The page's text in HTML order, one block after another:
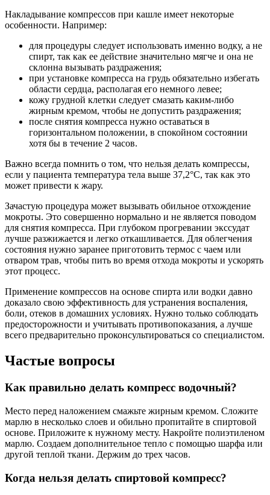
Накладывание компрессов при кашле имеет некоторые
особенности. Например:
для процедуры следует использовать именно водку, а не
спирт, так как ее действие значительно мягче и она не
склонна вызывать раздражения;
при установке компресса на грудь обязательно избегать
области сердца, располагая его немного левее;
кожу грудной клетки следует смазать каким-либо
жирным кремом, чтобы не допустить раздражения;
после снятия компресса нужно оставаться в
горизонтальном положении, в спокойном состоянии
хотя бы в течение 2 часов.
Важно всегда помнить о том, что нельзя делать компрессы,
если у пациента температура тела выше 37,2°С, так как это
может привести к жару.
Зачастую процедура может вызывать обильное отхождение
мокроты. Это совершенно нормально и не является поводом
для снятия компресса. При глубоком прогревании экссудат
лучше разжижается и легко откашливается. Для облегчения
состояния нужно заранее приготовить термос с чаем или
отваром трав, чтобы пить во время отхода мокроты и ускорять
этот процесс.
Применение компрессов на основе спирта или водки давно
доказало свою эффективность для устранения воспаления,
боли, отеков в домашних условиях. Нужно только соблюдать
предосторожности и учитывать противопоказания, а лучше
всего предварительно проконсультироваться со специалистом.
Частые вопросы
Как правильно делать компресс водочный?
Место перед наложением смажьте жирным кремом. Сложите
марлю в несколько слоев и обильно пропитайте в спиртовой
основе. Приложите к нужному месту. Накройте полиэтиленом
марлю. Создаем дополнительное тепло с помощью шарфа или
другой теплой ткани. Держим до трех часов.
Когда нельзя делать спиртовой компресс?